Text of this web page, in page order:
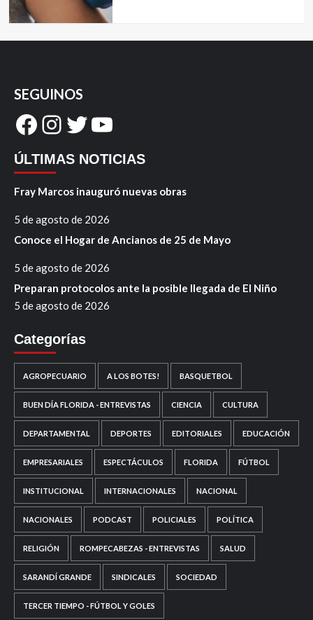
SEGUINOS
Facebook
Instagram
Twitter
YouTube
ÚLTIMAS NOTICIAS
Fray Marcos inauguró nuevas obras
5 de agosto de 2026
Conoce el Hogar de Ancianos de 25 de Mayo
5 de agosto de 2026
Preparan protocolos ante la posible llegada de El Niño
5 de agosto de 2026
Categorías
AGROPECUARIO A LOS BOTES! BASQUETBOL
BUEN DÍA FLORIDA - ENTREVISTAS CIENCIA CULTURA
DEPARTAMENTAL DEPORTES EDITORIALES EDUCACIÓN
EMPRESARIALES ESPECTÁCULOS FLORIDA FÚTBOL
INSTITUCIONAL INTERNACIONALES NACIONAL
NACIONALES PODCAST POLICIALES POLÍTICA
RELIGIÓN ROMPECABEZAS - ENTREVISTAS SALUD
SARANDÍ GRANDE SINDICALES SOCIEDAD
TERCER TIEMPO - FÚTBOL Y GOLES